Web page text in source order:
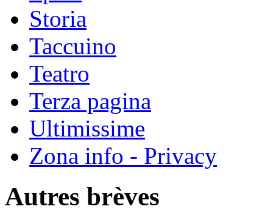
Storia
Taccuino
Teatro
Terza pagina
Ultimissime
Zona info - Privacy
Autres brèves